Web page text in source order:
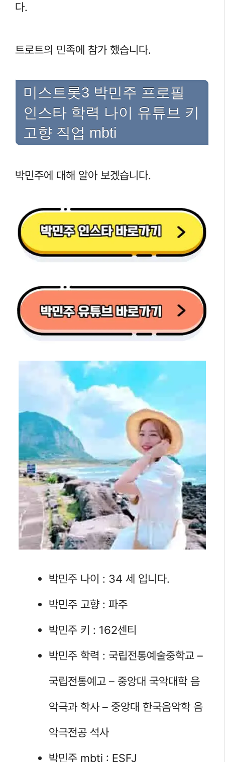
다.
트로트의 민족에 참가 했습니다.
미스트롯3 박민주 프로필
인스타 학력 나이 유튜브 키
고향 직업 mbti
박민주에 대해 알아 보겠습니다.
박민주 나이 : 34 세 입니다.
박민주 고향 : 파주
박민주 키 : 162센티
박민주 학력 : 국립전통예술중학교 –
국립전통예고 – 중앙대 국악대학 음
악극과 학사 – 중앙대 한국음악학 음
악극전공 석사
박민주 mbti : ESFJ